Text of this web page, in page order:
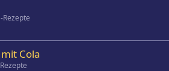
Rezepte
Cola